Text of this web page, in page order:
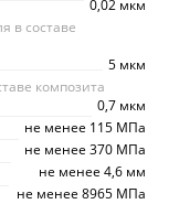
0,02 мкм
в составе
5 мкм
композита
0,7 мкм
не менее 115 МПа
не менее 370 МПа
не менее 4,6 мм
не менее 8965 МПа